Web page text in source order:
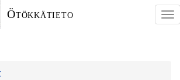
Ötökkätieto